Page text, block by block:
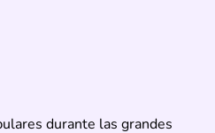
durante las grandes